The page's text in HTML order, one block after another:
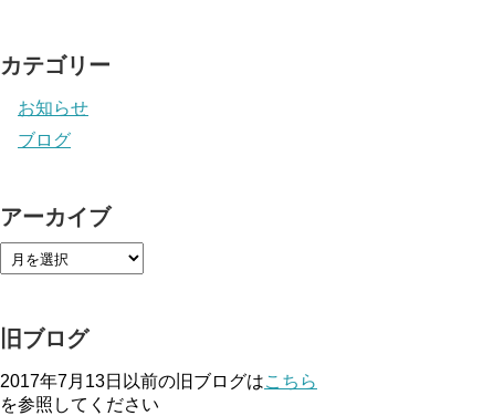
カテゴリー
お知らせ
ブログ
アーカイブ
旧ブログ
2017年7月13日以前の旧ブログはこちら
を参照してください